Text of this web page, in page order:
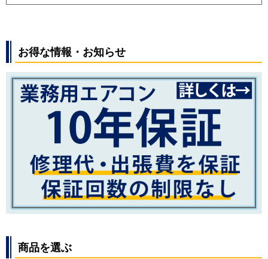
お得な情報・お知らせ
商品を選ぶ